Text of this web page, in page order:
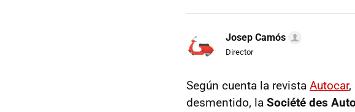
Josep Camós
Director
Según cuenta la revista Autocar,
desmentido, la Société des